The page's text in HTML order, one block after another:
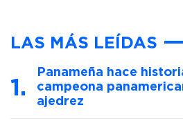
LAS MÁS LEÍDAS
Panameña hace
campeona
ajedrez